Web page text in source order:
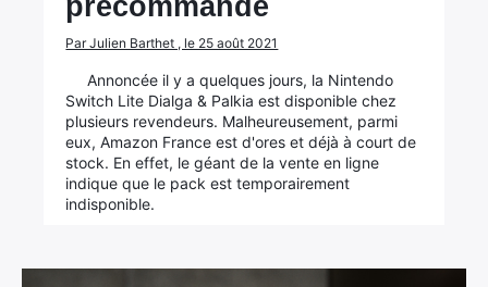
précommande
Par Julien Barthet , le 25 août 2021
Annoncée il y a quelques jours, la Nintendo
Switch Lite Dialga & Palkia est disponible chez
plusieurs revendeurs. Malheureusement, parmi
eux, Amazon France est d'ores et déjà à court de
stock. En effet, le géant de la vente en ligne
indique que le pack est temporairement
indisponible.